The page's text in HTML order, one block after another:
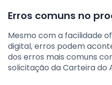
Erros comuns no
Mesmo com a facilidade
digital, erros podem
dos erros mais comuns
solicitação da Carteira do